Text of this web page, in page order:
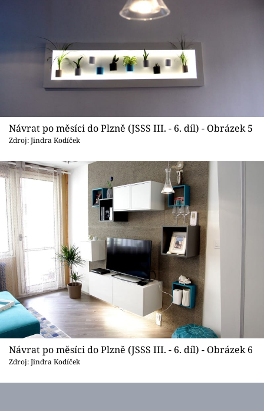
Návrat po měsíci do Plzně (JSSS III. - 6. díl) - Obrázek 5
Zdroj: Jindra Kodíček
Návrat po měsíci do Plzně (JSSS III. - 6. díl) - Obrázek 6
Zdroj: Jindra Kodíček